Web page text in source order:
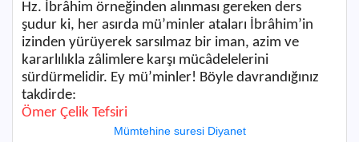
Hz. İbrâhim örneğinden alınması gereken ders
şudur ki, her asırda mü’minler ataları İbrâhim’in
izinden yürüyerek sarsılmaz bir iman, azim ve
kararlılıkla zâlimlere karşı mücâdelelerini
sürdürmelidir. Ey mü’minler! Böyle davrandığınız
takdirde:
Ömer Çelik Tefsiri
Mümtehine suresi Diyanet